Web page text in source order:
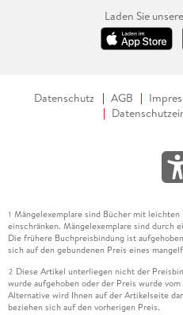
Laden Sie
Datenschutz AGB
1 Mängelexemplare sind Bücher mit
einschränken. Mängelexemplare sind durch
Die frühere Buchpreisbindung ist
sich auf den gebundenen Preis eines
2 Diese Artikel unterliegen nicht der
wurde aufgehoben oder der Preis wurde
Alternative wird Ihnen auf der Artikelseite
beziehen sich auf den vorherigen Preis.